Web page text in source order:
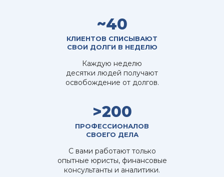
~40
КЛИЕНТОВ СПИСЫВАЮТ
СВОИ ДОЛГИ В НЕДЕЛЮ
Каждую неделю
десятки людей получают
освобождение от долгов.
>200
ПРОФЕССИОНАЛОВ
СВОЕГО ДЕЛА
С вами работают только
опытные юристы, финансовые
консультанты и аналитики.